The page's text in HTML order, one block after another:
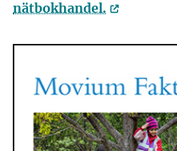
nätbokhandel.